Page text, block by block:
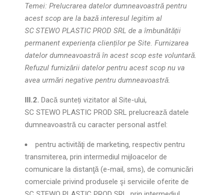
Temei: Prelucrarea datelor dumneavoastră pentru
acest scop are la bază interesul legitim al
SC STEWO PLASTIC PROD SRL de a îmbunătății
permanent experiența clienților pe Site. Furnizarea
datelor dumneavoastră în acest scop este voluntară.
Refuzul furnizării datelor pentru acest scop nu va
avea urmări negative pentru dumneavoastră.
III.2. Dacă sunteți vizitator al Site-ului,
SC STEWO PLASTIC PROD SRL prelucrează datele
dumneavoastră cu caracter personal astfel:
pentru activităţi de marketing, respectiv pentru
transmiterea, prin intermediul mijloacelor de
comunicare la distanţă (e-mail, sms), de comunicări
comerciale privind produsele şi serviciile oferite de